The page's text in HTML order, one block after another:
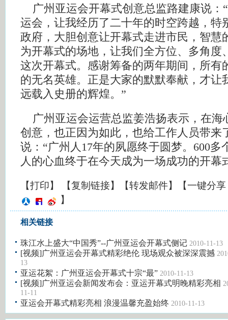
广州亚运会开幕式创意总监路建康说：
运会，让我经历了二十年的时空跨越，特
政府，大胆创意让开幕式走进市民，智慧
为开幕式的场地，让我们全方位、多角度
这次开幕式。感谢筹备的两年期间，所有
的无名英雄。正是大家的默默奉献，才让
远载入史册的辉煌。”
广州亚运会运营总监姜浩扬表示，在海
创意，也正因为如此，也给工作人员带来
说：“广州人17年的夙愿终于圆梦。600多
人的心血终于在今天成为一场成功的开幕
【打印】 【复制链接】【转发邮件】
【一键分享
】
相关链接
珠江水上盛大“中国秀”--广州亚运会开幕式侧记 2010-11-13
[视频]广州亚运会开幕式精彩绝伦 现场观众被深深震撼
13
亚运花絮：广州亚运会开幕式十宗“最” 2010-11-13
[视频]广州亚运会新闻发布会：亚运开幕式明晚精彩亮相
11-11
亚运会开幕式精彩亮相 浪漫温馨充盈始终 2010-11-13